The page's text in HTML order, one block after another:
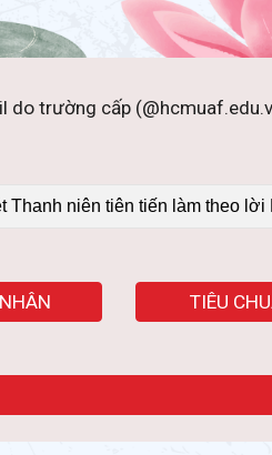
do trường cấp
Thanh niên tiên tiến làm theo
TIÊU